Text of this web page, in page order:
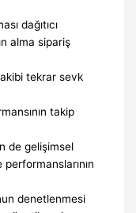
dağıtıcı
alma sipariş
tekrar sevk
takip
de gelişimsel
denetlenmesi